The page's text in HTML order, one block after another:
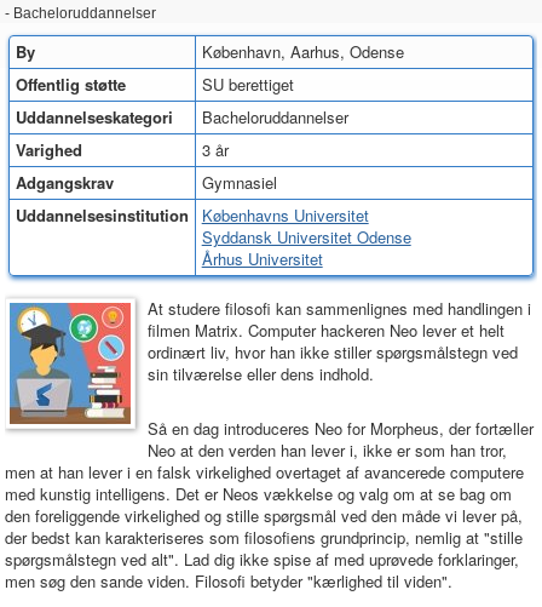
- Bacheloruddannelser
By
København, Aarhus, Odense
Offentlig støtte
SU berettiget
Uddannelseskategori
Bacheloruddannelser
Varighed
3 år
Adgangskrav
Gymnasiel
Uddannelsesinstitution
Københavns Universitet
Syddansk Universitet Odense
Århus Universitet
At studere filosofi kan sammenlignes med handlingen i
filmen Matrix. Computer hackeren Neo lever et helt
ordinært liv, hvor han ikke stiller spørgsmålstegn ved
sin tilværelse eller dens indhold.
Så en dag introduceres Neo for Morpheus, der fortæller
Neo at den verden han lever i, ikke er som han tror,
men at han lever i en falsk virkelighed overtaget af avancerede computere
med kunstig intelligens. Det er Neos vækkelse og valg om at se bag om
den foreliggende virkelighed og stille spørgsmål ved den måde vi lever på,
der bedst kan karakteriseres som filosofiens grundprincip, nemlig at "stille
spørgsmålstegn ved alt". Lad dig ikke spise af med uprøvede forklaringer,
men søg den sande viden. Filosofi betyder "kærlighed til viden".